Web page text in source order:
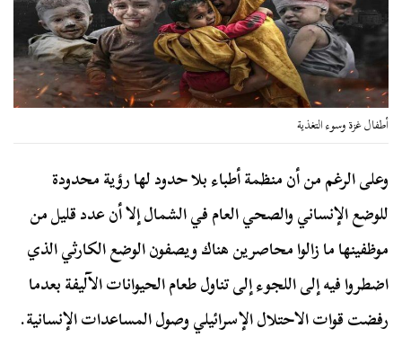
أطفال غزة وسوء التغذية
وعلى الرغم من أن منظمة أطباء بلا حدود لها رؤية محدودة
للوضع الإنساني والصحي العام في الشمال إلا أن عدد قليل من
موظفينها ما زالوا محاصرين هناك ويصفون الوضع الكارثي الذي
اضطروا فيه إلى اللجوء إلى تناول طعام الحيوانات الآليفة بعدما
رفضت قوات الاحتلال الإسرائيلي وصول المساعدات الإنسانية.